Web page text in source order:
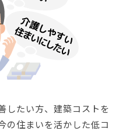
したい方、建築コストを
の住まいを活かした低コ